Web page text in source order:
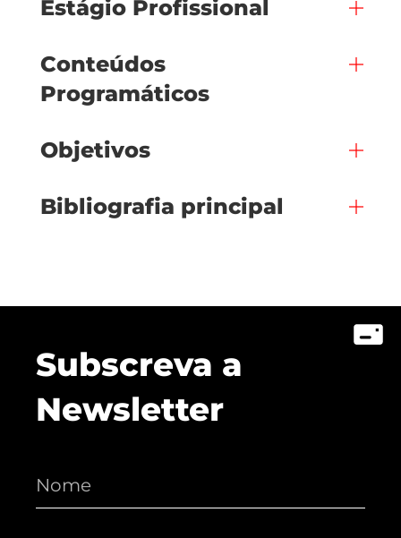
Estágio Profissional
Conteúdos
Programáticos
Objetivos
Bibliografia principal
Subscreva a
Newsletter